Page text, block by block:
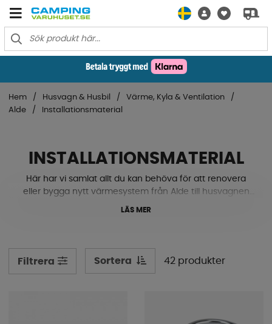
Hem Husvagn & Husbil
Värme, Kyla & Ventilation
Alde
Installationsmaterial
INSTALLATIONSMATERIAL
Här har vi samlat allt du kan behöva för att renovera
eller bygga nytt värmesystem från Alde till husvagnen
eller husbilen. Vi har installationsmaterial som backventil,
LÄS MER
Filtrera Sortera 42 produkter